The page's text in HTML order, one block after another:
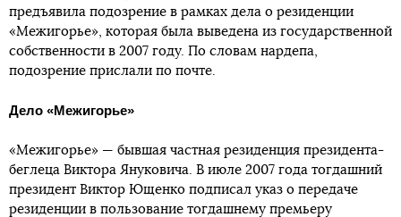
предъявила подозрение в рамках дела о резиденции
«Межигорье», которая была выведена из государственной
собственности в 2007 году. По словам нардепа,
подозрение прислали по почте.
Дело «Межигорье»
«Межигорье» — бывшая частная резиденция президента-
беглеца Виктора Януковича. В июле 2007 года тогдашний
президент Виктор Ющенко подписал указ о передаче
резиденции в пользование тогдашнему премьеру